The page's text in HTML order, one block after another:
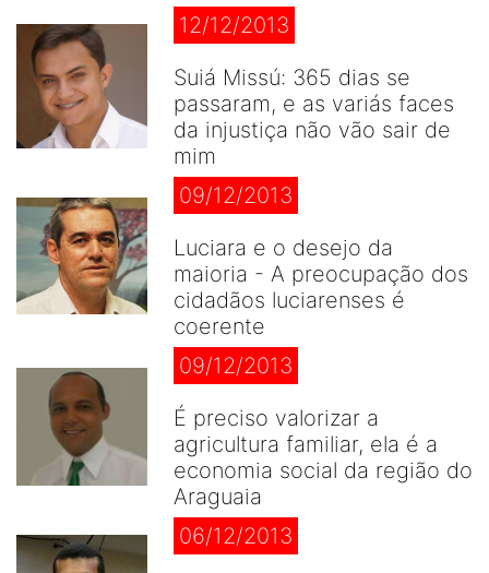
12/12/2013
Suiá Missú: 365 dias se
passaram, e as variás faces
da injustiça não vão sair de
mim
09/12/2013
Luciara e o desejo da
maioria - A preocupação dos
cidadãos luciarenses é
coerente
09/12/2013
É preciso valorizar a
agricultura familiar, ela é a
economia social da região do
Araguaia
06/12/2013